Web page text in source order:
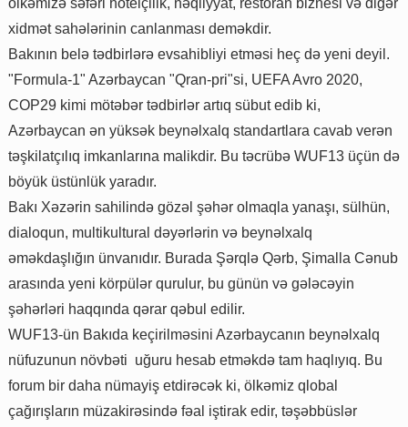
xidmət sahələrinin canlanması deməkdir.
Bakının belə tədbirlərə evsahibliyi etməsi heç də yeni deyil.
"Formula-1" Azərbaycan "Qran-pri"si, UEFA Avro 2020,
COP29 kimi mötəbər tədbirlər artıq sübut edib ki,
Azərbaycan ən yüksək beynəlxalq standartlara cavab verən
təşkilatçılıq imkanlarına malikdir. Bu təcrübə WUF13 üçün də
böyük üstünlük yaradır.
Bakı Xəzərin sahilində gözəl şəhər olmaqla yanaşı, sülhün,
dialoqun, multikultural dəyərlərin və beynəlxalq
əməkdaşlığın ünvanıdır. Burada Şərqlə Qərb, Şimalla Cənub
arasında yeni körpülər qurulur, bu günün və gələcəyin
şəhərləri haqqında qərar qəbul edilir.
WUF13-ün Bakıda keçirilməsini Azərbaycanın beynəlxalq
nüfuzunun növbəti uğuru hesab etməkdə tam haqlıyıq. Bu
forum bir daha nümayiş etdirəcək ki, ölkəmiz qlobal
çağırışların müzakirəsində fəal iştirak edir, təşəbbüslər